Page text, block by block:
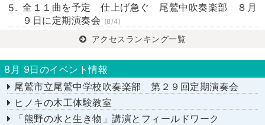
全１１曲を予定 仕上げ急ぐ 尾鷲中吹奏楽部 ８月
９日に定期演奏会 (8/4)
アクセスランキング一覧
8月 9日のイベント情報
尾鷲市立尾鷲中学校吹奏楽部 第２９回定期演奏会
ヒノキの木工体験教室
「熊野の水と生き物」講演とフィールドワーク